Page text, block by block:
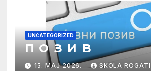
UNCATEGORIZED
П О З И В
15. МАЈ 2026. SKOLA